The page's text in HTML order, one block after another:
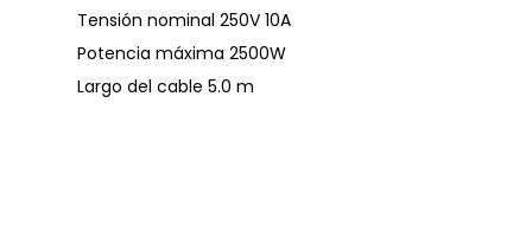
Tensión nominal 250V 10A
Potencia máxima 2500W
Largo del cable 5.0 m